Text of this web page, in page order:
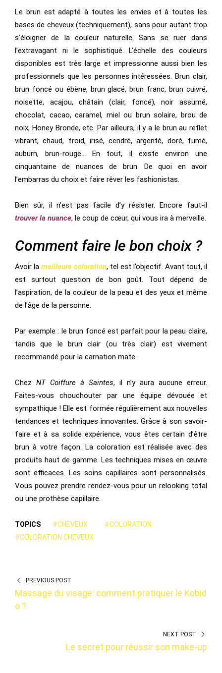
Le brun est adapté à toutes les envies et à toutes les
bases de cheveux (techniquement), sans pour autant trop
s’éloigner de la couleur naturelle. Sans se ruer dans
l’extravagant ni le sophistiqué. L’échelle des couleurs
disponibles est très large et impressionne aussi bien les
professionnels que les personnes intéressées. Brun clair,
brun foncé ou ébène, brun glacé, brun franc, brun cuivré,
noisette, acajou, châtain (clair, foncé), noir assumé,
chocolat, cacao, caramel, miel ou brun solaire, brou de
noix, Honey Bronde, etc. Par ailleurs, il y a le brun au reflet
vibrant, chaud, froid, irisé, cendré, argenté, doré, fumé,
auburn, brun-rouge… En tout, il existe environ une
cinquantaine de nuances de brun. De quoi en avoir
l’embarras du choix et faire rêver les fashionistas.
Bien sûr, il n’est pas facile d’y résister. Encore faut-il
trouver la nuance, le coup de cœur, qui vous ira à merveille.
Comment faire le bon choix ?
Avoir la meilleure coloration, tel est l’objectif. Avant tout, il
est surtout question de bon goût. Tout dépend de
l’aspiration, de la couleur de la peau et des yeux et même
de l’âge de la personne.
Par exemple : le brun foncé est parfait pour la peau claire,
tandis que le brun clair (ou très clair) est vivement
recommandé pour la carnation mate.
Chez NT Coiffure à Saintes, il n’y aura aucune erreur.
Faites-vous chouchouter par une équipe dévouée et
sympathique ! Elle est formée régulièrement aux nouvelles
tendances et techniques innovantes. Grâce à son savoir-
faire et à sa solide expérience, vous êtes certain d’être
brun à votre façon. La coloration est réalisée avec des
produits haut de gamme. Les techniques mises en œuvre
sont efficaces. Les soins capillaires sont personnalisés.
Vous pouvez prendre rendez-vous pour un relooking total
ou une prothèse capillaire.
TOPICS #CHEVEUX
#COLORATION
#COLORATION CHEVEUX
PREVIOUS POST
Massage du visage: comment pratiquer le Kobid
o ?
NEXT POST
Le secret pour réussir son make-up